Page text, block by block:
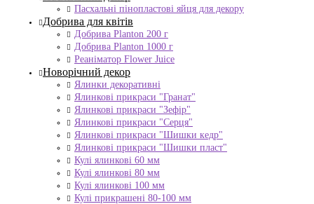
Пасхальні пінопластові яйця для декору
Добрива для квітів
Добрива Planton 200 г
Добрива Planton 1000 г
Реаніматор Flower Juice
Новорічний декор
Ялинки декоративні
Ялинкові прикраси "Гранат"
Ялинкові прикраси "Зефір"
Ялинкові прикраси "Серця"
Ялинкові прикраси "Шишки кедр"
Ялинкові прикраси "Шишки пласт"
Кулі ялинкові 60 мм
Кулі ялинкові 80 мм
Кулі ялинкові 100 мм
Кулі прикрашені 80-100 мм